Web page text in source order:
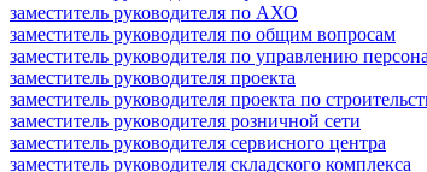
заместитель руководителя по АХО
заместитель руководителя по общим вопросам
заместитель руководителя по управлению
заместитель руководителя проекта
заместитель руководителя проекта по
заместитель руководителя розничной сети
заместитель руководителя сервисного центра
заместитель руководителя складского комплекса